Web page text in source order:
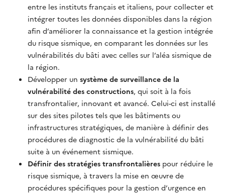
entre les instituts français et italiens, pour collecter et
intégrer toutes les données disponibles dans la région
afin d’améliorer la connaissance et la gestion intégrée
du risque sismique, en comparant les données sur les
vulnérabilités du bâti avec celles sur l’aléa sismique de
la région.
Développer un système de surveillance de la
vulnérabilité des constructions, qui soit à la fois
transfrontalier, innovant et avancé. Celui-ci est installé
sur des sites pilotes tels que les bâtiments ou
infrastructures stratégiques, de manière à définir des
procédures de diagnostic de la vulnérabilité du bâti
suite à un événement sismique.
Définir des stratégies transfrontalières pour réduire le
risque sismique, à travers la mise en œuvre de
procédures spécifiques pour la gestion d’urgence en